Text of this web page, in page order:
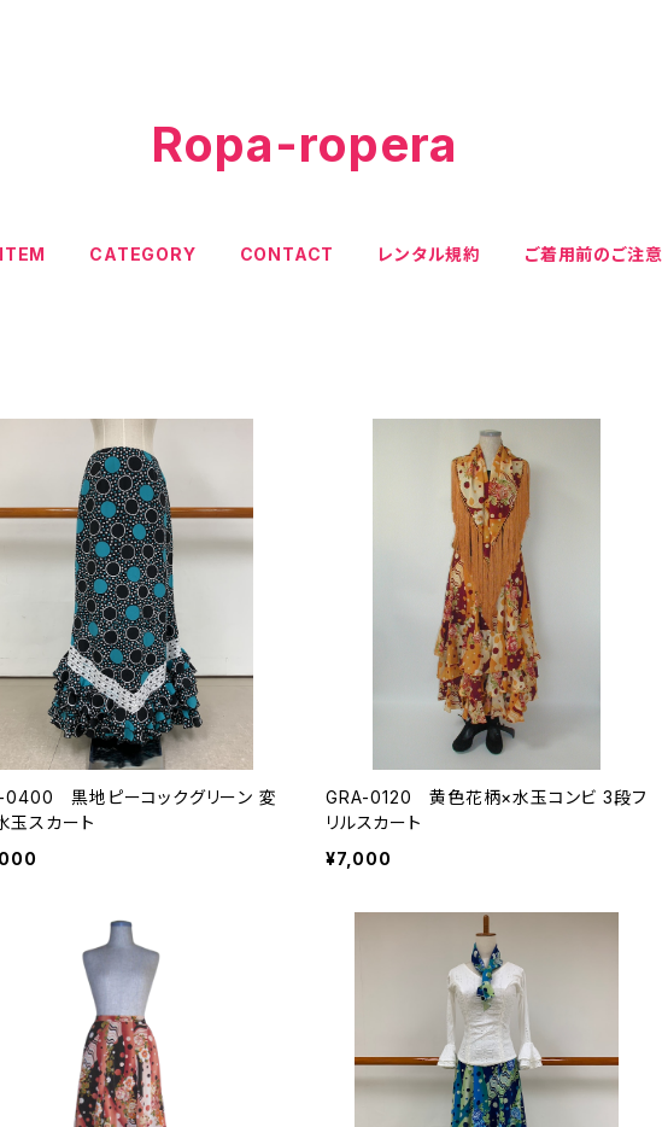
Ropa-ropera
CATEGORY CONTACT レンタル規約 ご着用前のご注意
0400 黒地ピーコックグリーン 変
玉スカート
GRA-0120 黄色花柄×水玉コンビ 3段フ
リルスカート
¥7,000